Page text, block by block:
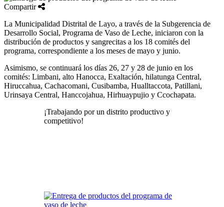
Compartir
La Municipalidad Distrital de Layo, a través de la Subgerencia de
Desarrollo Social, Programa de Vaso de Leche, iniciaron con la
distribución de productos y sangrecitas a los 18 comités del
programa, correspondiente a los meses de mayo y junio.
Asimismo, se continuará los días 26, 27 y 28 de junio en los
comités: Limbani, alto Hanocca, Exaltación, hilatunga Central,
Hiruccahua, Cachacomani, Cusibamba, Hualltaccota, Patillani,
Urinsaya Central, Hanccojahua, Hirhuaypujio y Ccochapata.
¡Trabajando por un distrito productivo y
competitivo!